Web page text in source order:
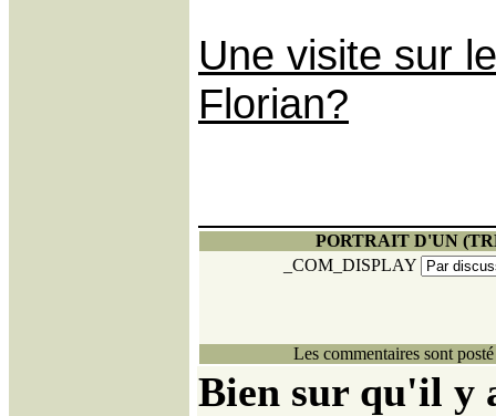
Une visite sur
Florian?
PORTRAIT D'UN
_COM_DISPLAY
Les commentaires sont
Bien sur qu'il y